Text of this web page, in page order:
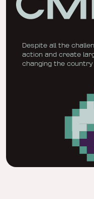
Despite all the
action and create
changing the